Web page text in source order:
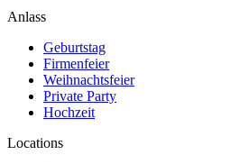
Anlass
Geburtstag
Firmenfeier
Weihnachtsfeier
Private Party
Hochzeit
Locations